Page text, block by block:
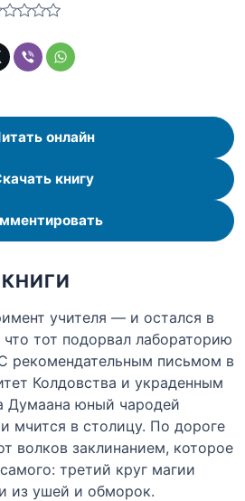
онлайн
книгу
учителя — и остался в
тот подорвал лабораторию
рекомендательным письмом в
Колдовства и украденным
Думаана юный чародей
мчится в столицу. По дороге
волков заклинанием, которое
третий круг магии
из ушей и обморок.